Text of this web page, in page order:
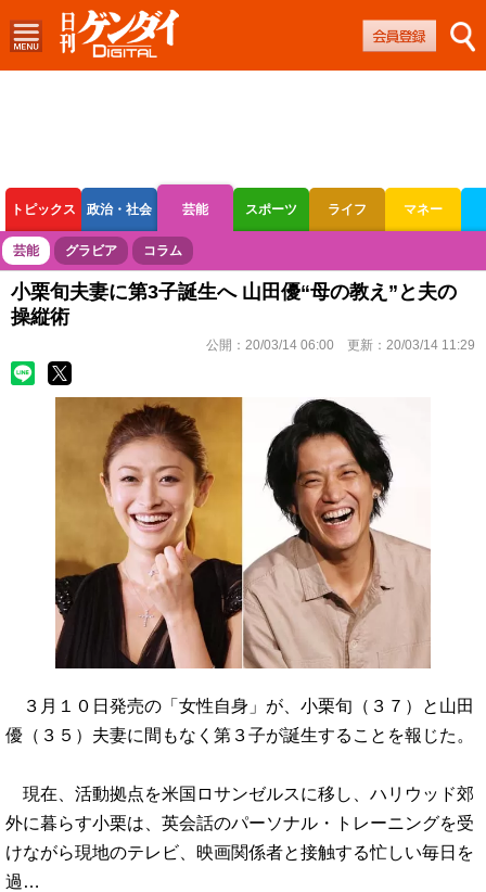
トピックス 政治・社会 芸能 スポーツ ライフ マネー
ボートレース 競輪 オートレース
芸能 グラビア コラム
小栗旬夫妻に第3子誕生へ 山田優“母の教え”と夫の
操縦術
公開： 20/03/14 06:00 更新： 20/03/14 11:29
３月１０日発売の「女性自身」が、小栗旬（３７）と山田
優（３５）夫妻に間もなく第３子が誕生することを報じた。
現在、活動拠点を米国ロサンゼルスに移し、ハリウッド郊
外に暮らす小栗は、英会話のパーソナル・トレーニングを受
けながら現地のテレビ、映画関係者と接触する忙しい毎日を
過…